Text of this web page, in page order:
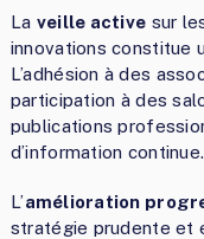
La veille active sur
innovations constitue
L’adhésion à des
participation à des
publications
d’information continue.
L’amélioration
stratégie prudente et